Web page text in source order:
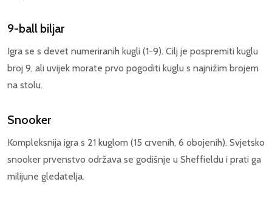
9-ball biljar
Igra se s devet numeriranih kugli (1-9). Cilj je pospremiti kuglu
broj 9, ali uvijek morate prvo pogoditi kuglu s najnižim brojem
na stolu.
Snooker
Kompleksnija igra s 21 kuglom (15 crvenih, 6 obojenih). Svjetsko
snooker prvenstvo održava se godišnje u Sheffieldu i prati ga
milijune gledatelja.